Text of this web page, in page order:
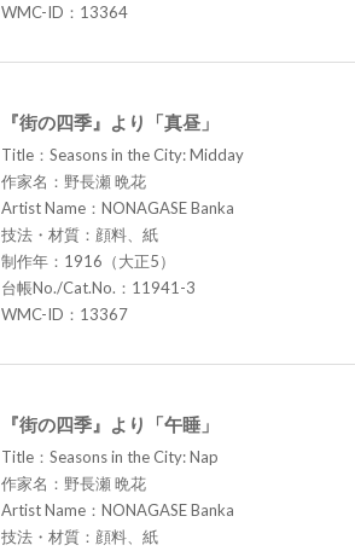
WMC-ID：13364
『街の四季』より「真昼」
Title：Seasons in the City: Midday
作家名：野長瀬 晩花
Artist Name：NONAGASE Banka
技法・材質：顔料、紙
制作年：1916（大正5）
台帳No./Cat.No.：11941-3
WMC-ID：13367
『街の四季』より「午睡」
Title：Seasons in the City: Nap
作家名：野長瀬 晩花
Artist Name：NONAGASE Banka
技法・材質：顔料、紙